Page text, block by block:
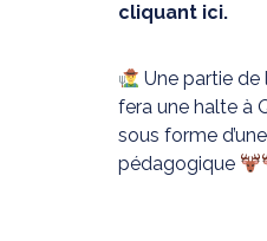
cliquant ici.
Une partie de
fera une halte à
sous forme
pédagogique